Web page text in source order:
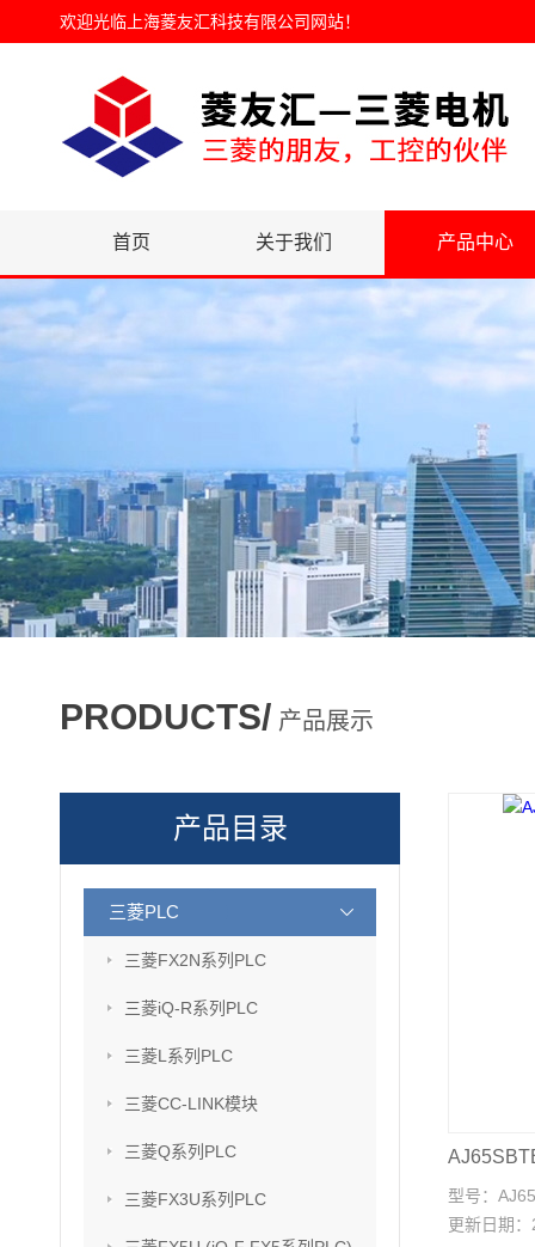
欢迎光临 上海菱友汇科技有限公司网站！
首页 关于我们 产品中心
PRODUCTS/ 产品展示
产品目录
三菱PLC
三菱FX2N系列PLC
三菱iQ-R系列PLC
三菱L系列PLC
三菱CC-LINK模块
三菱Q系列PLC
三菱FX3U系列PLC 型号：
更新日期：